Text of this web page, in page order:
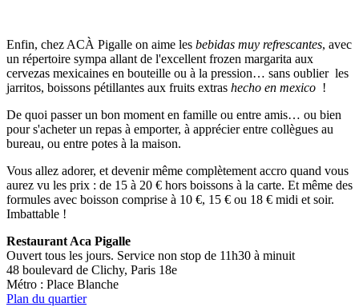
Enfin, chez ACÀ Pigalle on aime les bebidas muy refrescantes, avec
un répertoire sympa allant de l'excellent frozen margarita aux
cervezas mexicaines en bouteille ou à la pression… sans oublier les
jarritos, boissons pétillantes aux fruits extras hecho en mexico !
De quoi passer un bon moment en famille ou entre amis… ou bien
pour s'acheter un repas à emporter, à apprécier entre collègues au
bureau, ou entre potes à la maison.
Vous allez adorer, et devenir même complètement accro quand vous
aurez vu les prix : de 15 à 20 € hors boissons à la carte. Et même des
formules avec boisson comprise à 10 €, 15 € ou 18 € midi et soir.
Imbattable !
Restaurant Aca Pigalle
Ouvert tous les jours. Service non stop de 11h30 à minuit
48 boulevard de Clichy, Paris 18e
Métro : Place Blanche
Plan du quartier